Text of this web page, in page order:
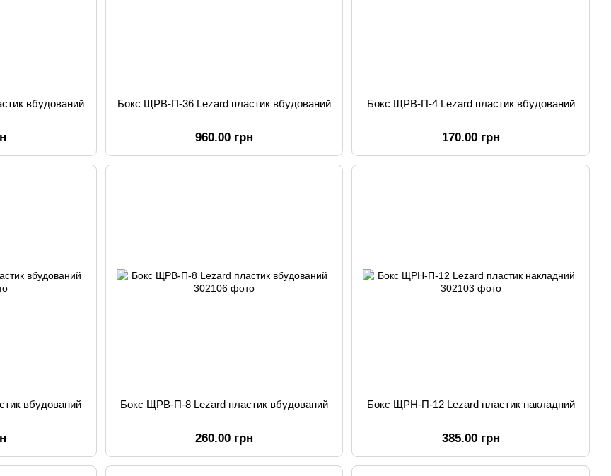
вбудований Бокс ЩРВ-П-36 Lezard пластик вбудований
960.00 грн
Бокс ЩРВ-П-4 Lezard пластик вбудований
170.00 грн
вбудований Бокс ЩРВ-П-8 Lezard пластик вбудований
260.00 грн
Бокс ЩРН-П-12 Lezard пластик накладний
385.00 грн